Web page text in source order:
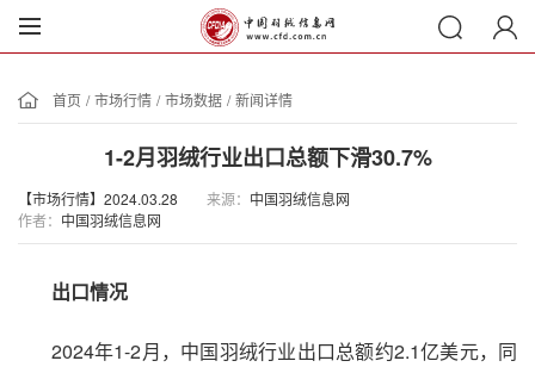
首页 / 市场行情 / 市场数据 / 新闻详情
1-2月羽绒行业出口总额下滑30.7%
【市场行情】2024.03.28 来源： 中国羽绒信息网
作者： 中国羽绒信息网
出口情况
2024年1-2月，中国羽绒行业出口总额约2.1亿美元，同